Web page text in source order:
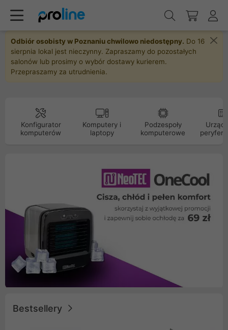
Odbiór osobisty w Poznaniu chwilowo niedostępny. Do 16
sierpnia lokal jest nieczynny. Zapraszamy do pozostałych
salonów lub prosimy o wybór dostawy kurierem.
Przepraszamy za utrudnienia.
Konfigurator
komputerów
Komputery i
laptopy
Podzespoły
komputerowe
Bestsellery